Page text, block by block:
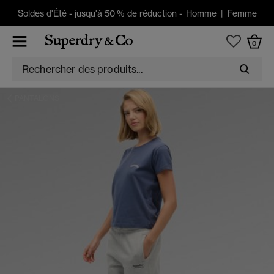
Soldes d'Été -jusqu'à 50 % de réduction - Homme| Femme
0